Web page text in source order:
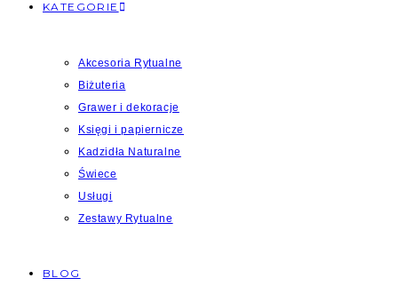
KATEGORIE
Akcesoria Rytualne
Biżuteria
Grawer i dekoracje
Księgi i papiernicze
Kadzidła Naturalne
Świece
Usługi
Zestawy Rytualne
BLOG